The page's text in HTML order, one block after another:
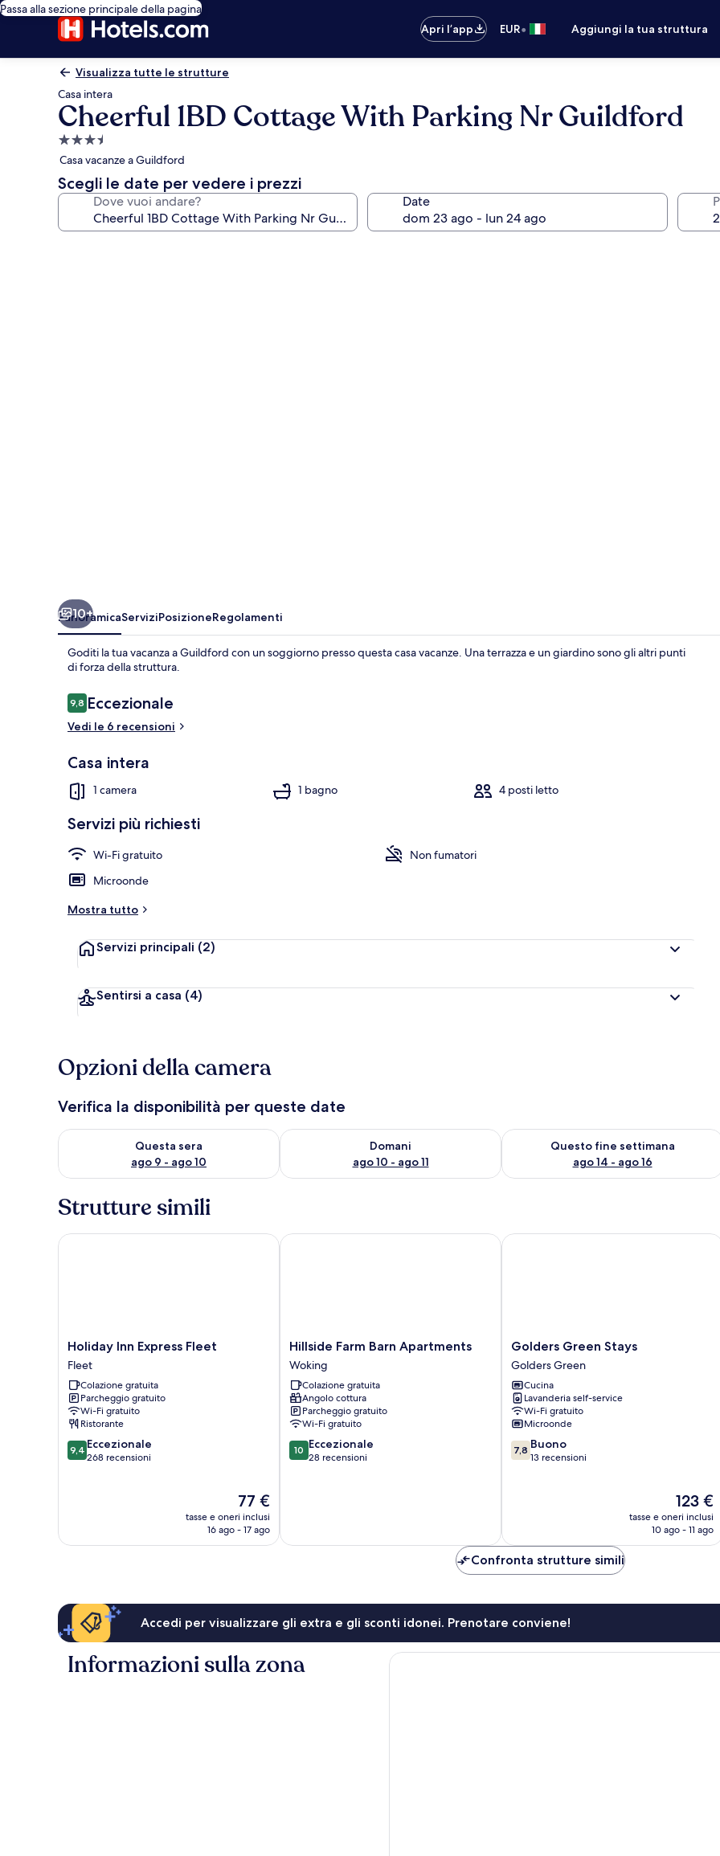
Passa alla sezione principale della pagina
Apri l’app
EUR• Aggiungi la tua struttura
Visualizza tutte le strutture
Casa intera
Cheerful 1BD Cottage With Parking Nr Guildford
Struttura
a
3.5
stelle
Casa vacanze a Guildford
Scegli le date per vedere i prezzi
Dove vuoi andare? Date
Terrazza/patio
10+
PanoramicaServiziPosizioneRegolamenti
Goditi la tua vacanza a Guildford con un soggiorno presso questa casa vacanze. Una terrazza e un giardino sono gli altri punti
di forza della struttura.
Recensioni
9,89,8 su 10
Eccezionale
Vedi le 6 recensioni
Casa intera
1 camera 1 bagno 4 posti letto
Servizi più richiesti
Wi-Fi gratuito
Non fumatori
Microonde
Mostra tutto
Servizi principali (2)
Sentirsi a casa (4)
Opzioni della camera
Verifica la disponibilità per queste date
Questa sera
ago 9 - ago 10
Verifica la disponibilità per questa sera, ago 9 - ago 10
Domani
ago 10 - ago 11
Verifica la disponibilità per domani, ago 10 - ago 11
Questo fine settimana
ago 14 - ago 16
Verifica la disponibilità per questo
Strutture simili
Holiday
Inn
Express
Fleet
Fleet
Holiday Inn Express Fleet
Fleet
Colazione gratuita
Parcheggio gratuito
Wi-Fi gratuito
Ristorante
9.4
su
9,4 Eccezionale
268 recensioni
Il
prezzo
attuale
77 €
tasse e oneri inclusi
16 ago - 17 ago
Holiday Inn Express Fleet
Hillside
Farm
Barn
Apartments
Woking
Hillside Farm Barn Apartments
Woking
Colazione gratuita
Angolo cottura
Parcheggio gratuito
Wi-Fi gratuito
10.0
su
10 Eccezionale
28 recensioni
Hillside Farm Barn Apartments
Golders
Green
Stays
Golders
Green
Golders Green Stays
Golders Green
Cucina
Lavanderia self-service
Wi-Fi gratuito
Microonde
7.8
su
7,8 Buono
13 recensioni
Il
prezzo
attuale
123 €
tasse e oneri inclusi
10 ago - 11 ago
Golders Green Stays
Confronta strutture simili
Accedi per visualizzare gli extra e gli sconti idonei. Prenotare conviene!
Informazioni sulla zona